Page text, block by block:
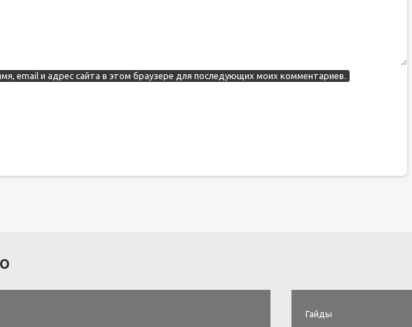
email и адрес сайта в этом браузере для последующих моих комментариев.
Гайды